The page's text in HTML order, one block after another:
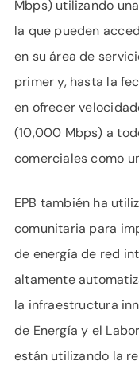
Mbps) utilizando
la que pueden
en su área de
primer y, hasta la
en ofrecer
(10,000 Mbps) a
comerciales como
EPB también ha
comunitaria para
de energía de red
altamente
la infraestructura
de Energía y el
están utilizando la